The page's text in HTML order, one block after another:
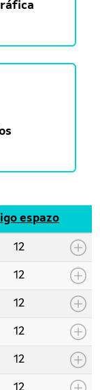
espazo
12
12
12
12
12
12